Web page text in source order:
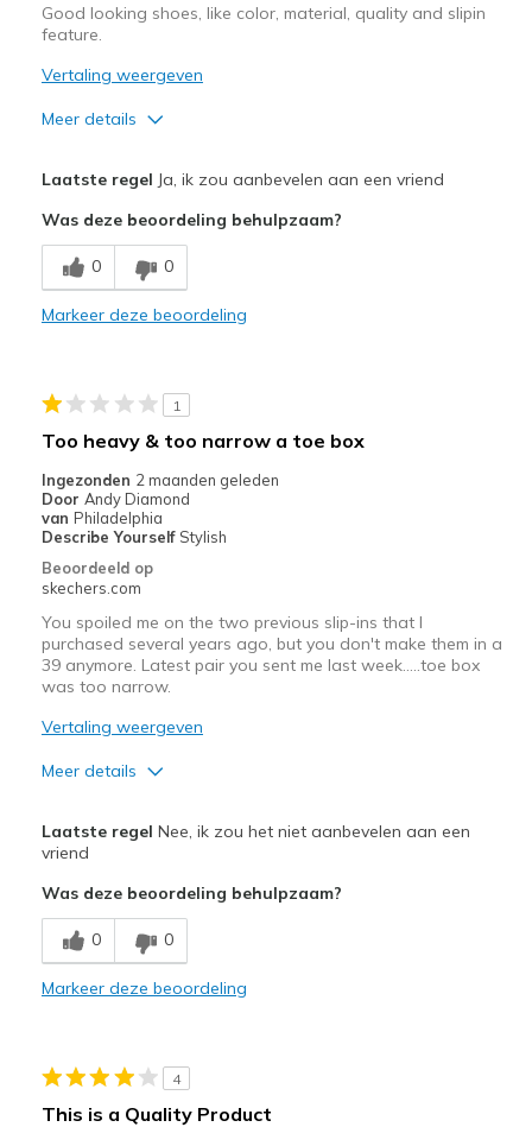
Good looking shoes, like color, material, quality and slipin
feature.
Vertaling weergeven
Meer details
Breathe Well
Comfortable
Need Break In
Beste toepassingen
Casual Wear
Special Occasions
Travel
Width
Sizing
Feels true to size
Laatste regel Ja, ik zou aanbevelen aan een vriend
Was deze beoordeling behulpzaam?
0 0
Markeer deze beoordeling
1
Too heavy & too narrow a toe box
Ingezonden 2 maanden geleden
Door Andy Diamond
van Philadelphia
Describe Yourself Stylish
Beoordeeld op
skechers.com
You spoiled me on the two previous slip-ins that I
purchased several years ago, but you don't make them in a
39 anymore. Latest pair you sent me last week…..toe box
was too narrow.
Vertaling weergeven
Meer details
Attractive Design
Minpunten
Too heavy
Beste toepassingen
Width
Feels too narrow
View On Shoes
I'm Into Shoes
Laatste regel Nee, ik zou het niet aanbevelen aan een
vriend
Was deze beoordeling behulpzaam?
0 0
Markeer deze beoordeling
4
This is a Quality Product